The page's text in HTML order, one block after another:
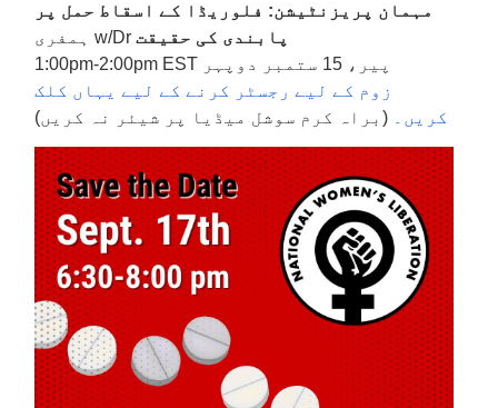
مہمان پریزنٹیشن: فلوریڈا کے اسقاط حمل پر
پابندی کی حقیقت w/Dr ہمفری
پیر، 15 ستمبر دوپہر 1:00pm-2:00pm EST
زوم کے لیے رجسٹر کرنے کے لیے یہاں کلک
کریں۔
(براہ کرم سوشل میڈیا پر شیئر نہ کریں)